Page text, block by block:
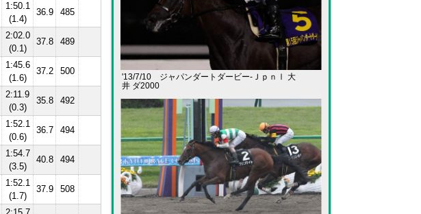
1:50.1
(1.4)
36.9 485
2:02.0
(0.1)
37.8 489
1:45.6
(1.6)
37.2 500
2:11.9
(0.3)
35.8 492
1:52.1
(0.6)
36.7 494
1:54.7
(3.5)
40.8 494
1:52.1
(1.7)
37.9 508
'13/7/10 ジャパンダートダービー-ＪｐｎⅠ 大
井 ダ2000